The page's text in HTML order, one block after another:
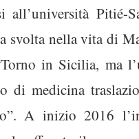
all’università
svolta nella vita di
in Sicilia, ma
di medicina
A inizio 2016